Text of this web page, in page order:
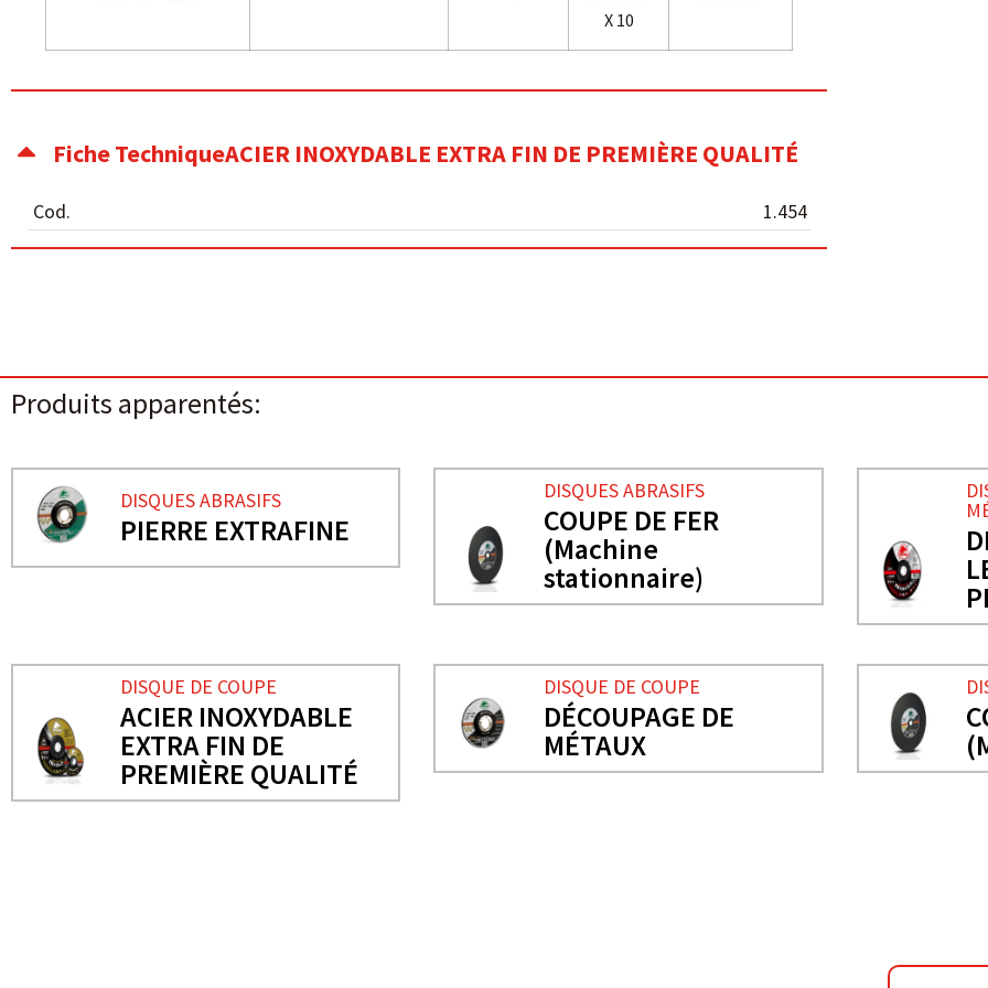
X 10
Fiche TechniqueACIER INOXYDABLE EXTRA FIN DE PREMIÈRE QUALITÉ
Cod. 1.454
Produits apparentés:
DISQUES ABRASIFS
PIERRE EXTRAFINE
DISQUES ABRASIFS
COUPE DE FER
(Machine
stationnaire)
DISQUE DE COUPE
ACIER INOXYDABLE
EXTRA FIN DE
PREMIÈRE QUALITÉ
DISQUE DE COUPE
DÉCOUPAGE DE
MÉTAUX